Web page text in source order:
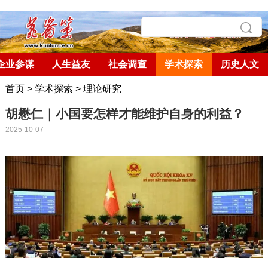
业参谋 人生益友 社会调查 学术探索 历史人文
首页> 学术探索 > 理论研究
胡懋仁｜小国要怎样才能维护自身的利益？
2025-10-07